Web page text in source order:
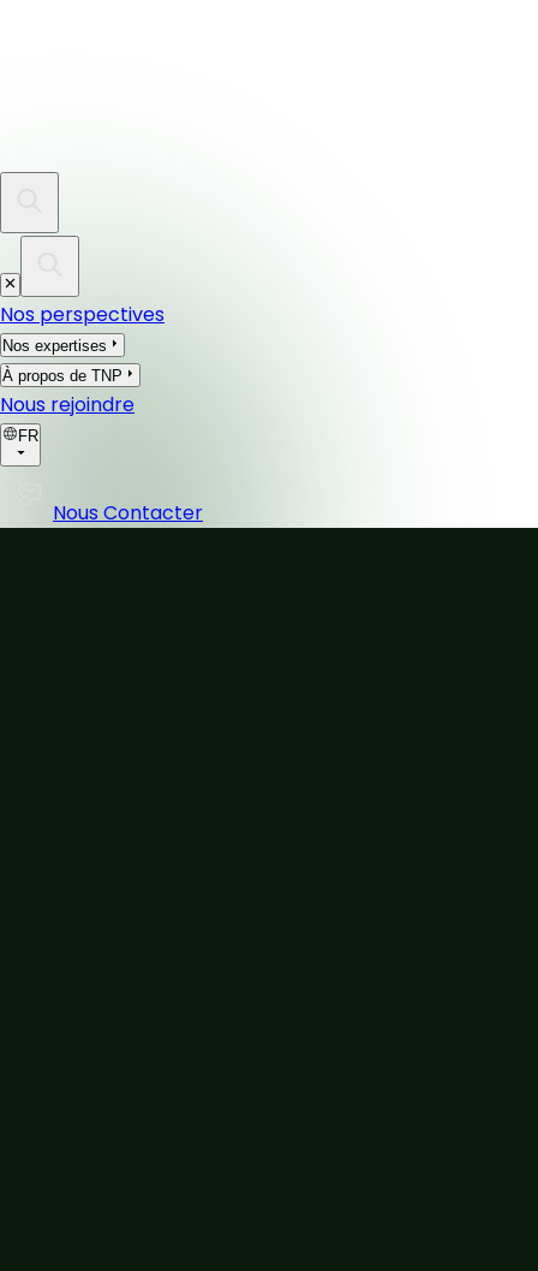
Nos perspectives
Nos expertises
À propos de TNP
Nous rejoindre
FR
Nous Contacter